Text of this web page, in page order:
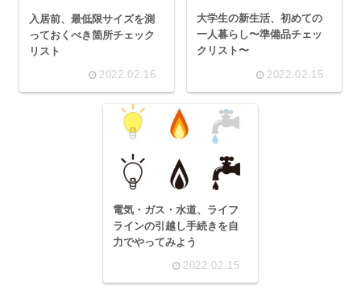
入居前、最低限サイズを測
っておくべき箇所チェック
リスト
2022.02.16
大学生の新生活、初めての
一人暮らし〜準備品チェッ
クリスト〜
2022.02.15
電気・ガス・水道、ライフ
ラインの引越し手続きを自
力でやってみよう
2022.02.15